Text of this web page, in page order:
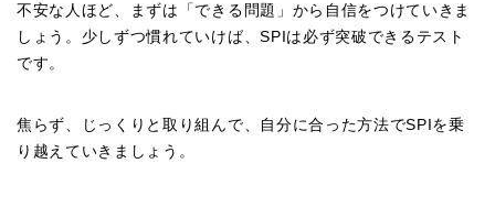
不安な人ほど、まずは「できる問題」から自信をつけていきま
しょう。少しずつ慣れていけば、SPIは必ず突破できるテスト
です。
焦らず、じっくりと取り組んで、自分に合った方法でSPIを乗
り越えていきましょう。